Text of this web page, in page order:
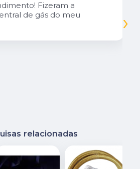
Fizeram a
de gás do meu
›
relacionadas